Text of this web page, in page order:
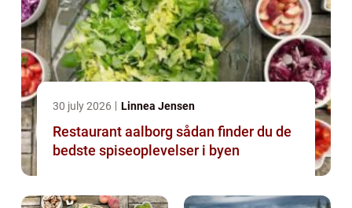
30 july 2026 Linnea Jensen
Restaurant aalborg sådan finder du de
bedste spiseoplevelser i byen